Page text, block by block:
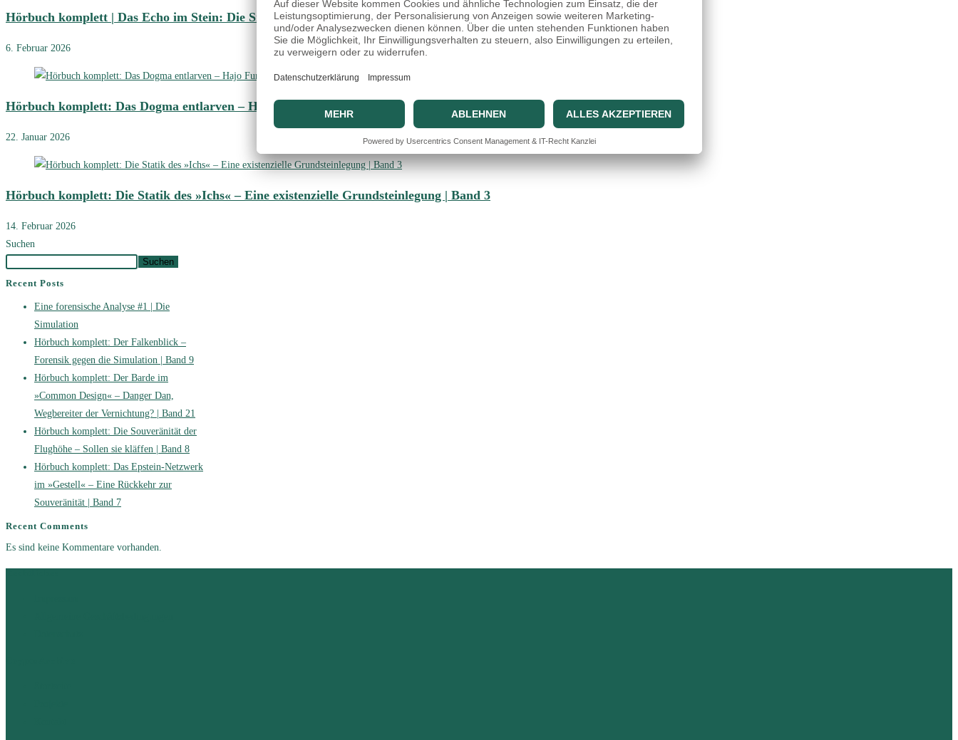
Hörbuch komplett | Das Echo im Stein: Die Simulation durchschauen (Heidegger) | Band 1
6. Februar 2026
Hörbuch komplett: Das Dogma entlarven – Hajo Funke, der Priester des Konsens | Band 5
22. Januar 2026
Hörbuch komplett: Die Statik des »Ichs« – Eine existenzielle Grundsteinlegung | Band 3
14. Februar 2026
Suchen
Suchen
Recent Posts
Eine forensische Analyse #1 | Die
Simulation
Hörbuch komplett: Der Falkenblick –
Forensik gegen die Simulation | Band 9
Hörbuch komplett: Der Barde im
»Common Design« – Danger Dan,
Wegbereiter der Vernichtung? | Band 21
Hörbuch komplett: Die Souveränität der
Flughöhe – Sollen sie kläffen | Band 8
Hörbuch komplett: Das Epstein-Netzwerk
im »Gestell« – Eine Rückkehr zur
Souveränität | Band 7
Recent Comments
Es sind keine Kommentare vorhanden.